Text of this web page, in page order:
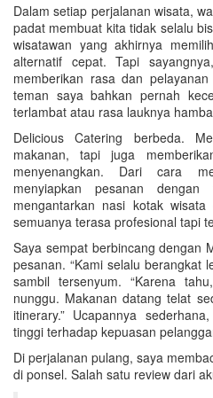
Dalam setiap perjalanan wisata,
padat membuat kita tidak selalu
wisatawan yang akhirnya
alternatif cepat. Tapi
memberikan rasa dan
teman saya bahkan pernah
terlambat atau rasa lauknya
Delicious Catering berbeda.
makanan, tapi juga
menyenangkan. Dari cara
menyiapkan pesanan
mengantarkan nasi kotak
semuanya terasa profesional tapi
Saya sempat berbincang dengan
pesanan. “Kami selalu berangkat
sambil tersenyum. “Karena
nunggu. Makanan datang telat
itinerary.” Ucapannya
tinggi terhadap kepuasan
Di perjalanan pulang, saya
di ponsel. Salah satu review dari